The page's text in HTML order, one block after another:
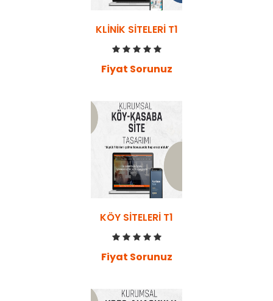
KLINIK SITELERI T1
Fiyat Sorunuz
KÖY SITELERI T1
Fiyat Sorunuz